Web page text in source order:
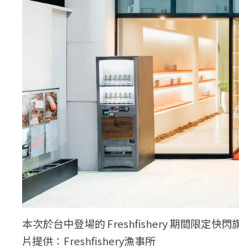
本次於台中登場的 Freshfishery 期間限定快閃
片提供：Freshfishery漁事所